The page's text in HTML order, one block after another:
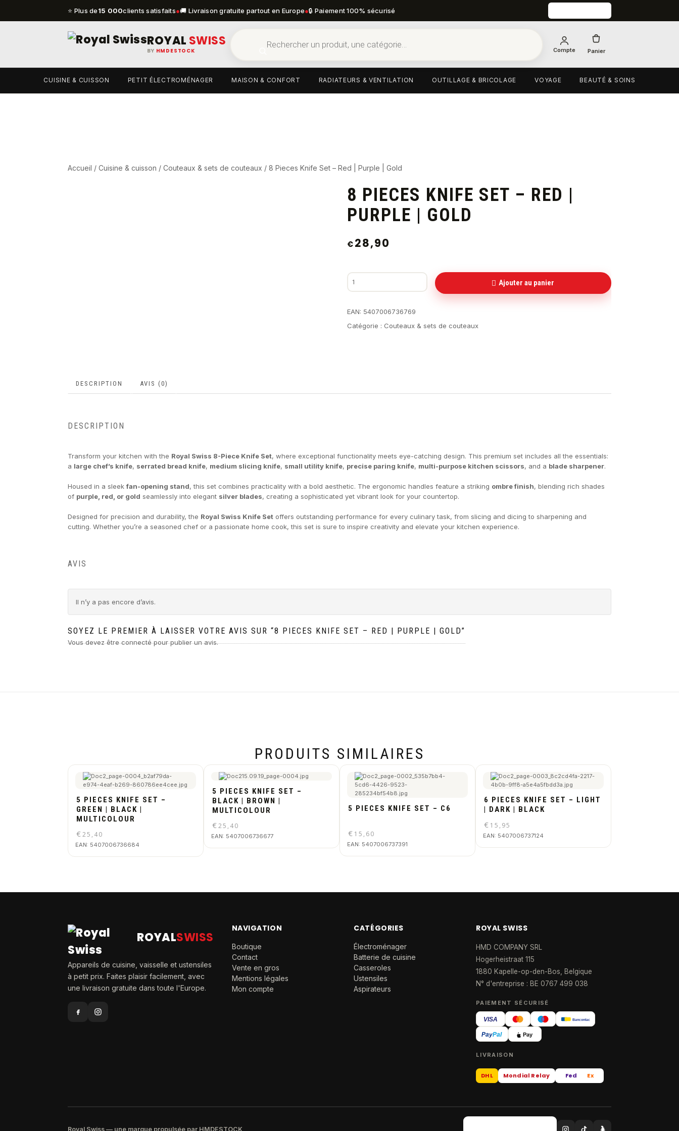
⭐ Plus de15 000clients satisfaits●🚚 Livraison gratuite partout en Europe●🔒 Paiement 100% sécurisé
ROYAL SWISS
BY HMDESTOCK Compte Panier
CUISINE & CUISSON PETIT ÉLECTROMÉNAGER MAISON & CONFORT RADIATEURS & VENTILATION OUTILLAGE & BRICOLAGE VOYAGE BEAUTÉ & SOINS
Accueil /Cuisine & cuisson /Couteaux & sets de couteaux / 8 Pieces Knife Set – Red | Purple | Gold
8 PIECES KNIFE SET – RED |
PURPLE | GOLD
€28,90
Ajouter au panier
EAN: 5407006736769
Catégorie : Couteaux & sets de couteaux
DESCRIPTION AVIS (0)
DESCRIPTION
Transform your kitchen with the Royal Swiss 8-Piece Knife Set, where exceptional functionality meets eye-catching design. This premium set includes all the essentials:
a large chef’s knife, serrated bread knife, medium slicing knife, small utility knife, precise paring knife, multi-purpose kitchen scissors, and a blade sharpener.
Housed in a sleekfan-opening stand, this set combines practicality with a bold aesthetic. The ergonomic handles feature a striking ombre finish, blending rich shades
of purple, red, or gold seamlessly into elegant silver blades, creating a sophisticated yet vibrant look for your countertop.
Designed for precision and durability, the Royal Swiss Knife Set offers outstanding performance for every culinary task, from slicing and dicing to sharpening and
cutting. Whether you’re a seasoned chef or a passionate home cook, this set is sure to inspire creativity and elevate your kitchen experience.
AVIS
Il n’y a pas encore d’avis.
SOYEZ LE PREMIER À LAISSER VOTRE AVIS SUR “8 PIECES KNIFE SET – RED | PURPLE | GOLD”
Vous devez êtreconnectépour publier un avis.
PRODUITS SIMILAIRES
5 PIECES KNIFE SET –
GREEN | BLACK |
MULTICOLOUR
€ 25,40
EAN: 5407006736684
5 PIECES KNIFE SET –
BLACK | BROWN |
MULTICOLOUR
€25,40
EAN: 5407006736677
5 PIECES KNIFE SET – C6
€ 15,60
EAN: 5407006737391
6 PIECES KNIFE SET – LIGHT
| DARK | BLACK
€ 15,95
EAN: 5407006737124
ROYALSWISS
Appareils de cuisine, vaisselle et ustensiles
à petit prix. Faites plaisir facilement, avec
une livraison gratuite dans toute l'Europe.
NAVIGATION
Boutique
Contact
Vente en gros
Mentions légales
Mon compte
CATÉGORIES
Électroménager
Batterie de cuisine
Casseroles
Ustensiles
Aspirateurs
ROYAL SWISS
HMD COMPANY SRL
Hogerheistraat 115
1880 Kapelle-op-den-Bos, Belgique
N° d'entreprise : BE 0767 499 038
PAIEMENT SÉCURISÉ
VISA Bancontact
PayPal Pay
LIVRAISON
DHL Mondial Relay Fed Ex
Royal Swiss — une marque propulsée par HMDESTOCK